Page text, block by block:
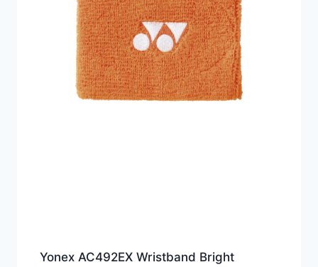
Yonex AC492EX Wristband Bright